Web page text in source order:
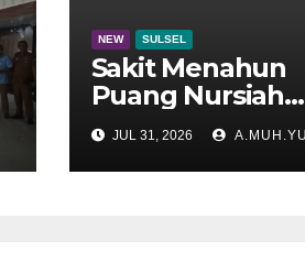
NEW SULSEL
Sakit Menahun
Puang Nursiah
Hembuskan
Terakhir
JUL 31, 2026